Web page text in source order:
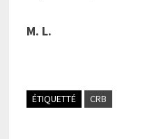
M. L.
ÉTIQUETTÉ CRB